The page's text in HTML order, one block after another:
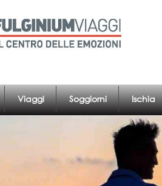
Viaggi Soggiorni Ischia